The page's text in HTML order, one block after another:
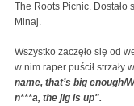
The Roots Picnic. Dostało
Minaj.
Wszystko zaczęło się od
w nim raper puścił strzały
name, that’s big enough/
n***a, the jig is up".